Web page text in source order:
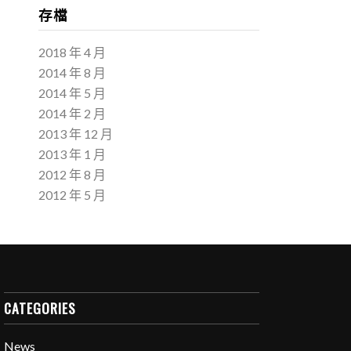
存檔
2018 年 4 月
2014 年 8 月
2014 年 5 月
2014 年 2 月
2013 年 12 月
2013 年 1 月
2012 年 8 月
2012 年 5 月
CATEGORIES
News